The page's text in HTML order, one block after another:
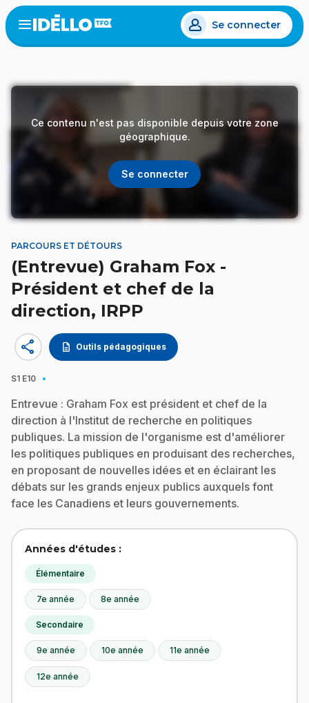
Aller
au
contenu
Open
menu
Se connecter
Ce contenu n'est pas disponible depuis votre zone
géographique.
Se connecter
PARCOURS ET DÉTOURS
(Entrevue) Graham Fox -
Président et chef de la
direction, IRPP
description Outils pédagogiques
share
S1 E10 ·
Entrevue : Graham Fox est président et chef de la
direction à l'Institut de recherche en politiques
publiques. La mission de l'organisme est d'améliorer
les politiques publiques en produisant des recherches,
en proposant de nouvelles idées et en éclairant les
débats sur les grands enjeux publics auxquels font
face les Canadiens et leurs gouvernements.
Années d'études :
Élémentaire
7e année 8e année
Secondaire
9e année 10e année 11e année
12e année